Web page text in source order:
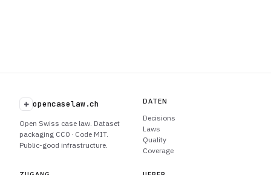
+ opencaselaw.ch
Open Swiss case law. Dataset
packaging CC0 · Code MIT.
Public-good infrastructure.
DATEN
Decisions
Laws
Quality
Coverage